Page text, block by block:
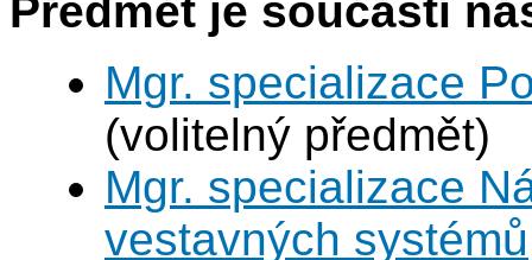
Předmět je součástí
Mgr. specializace
(volitelný předmět)
Mgr. specializace
vestavných